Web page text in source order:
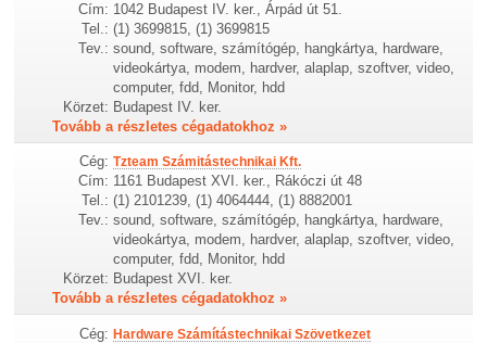
Cím: 1042 Budapest IV. ker., Árpád út 51.
Tel.: (1) 3699815, (1) 3699815
Tev.: sound, software, számítógép, hangkártya, hardware,
videokártya, modem, hardver, alaplap, szoftver, video,
computer, fdd, Monitor, hdd
Körzet: Budapest IV. ker.
Tovább a részletes cégadatokhoz »
Cég: Tzteam Számitástechnikai Kft.
Cím: 1161 Budapest XVI. ker., Rákóczi út 48
Tel.: (1) 2101239, (1) 4064444, (1) 8882001
Tev.: sound, software, számítógép, hangkártya, hardware,
videokártya, modem, hardver, alaplap, szoftver, video,
computer, fdd, Monitor, hdd
Körzet: Budapest XVI. ker.
Tovább a részletes cégadatokhoz »
Cég: Hardware Számítástechnikai Szövetkezet